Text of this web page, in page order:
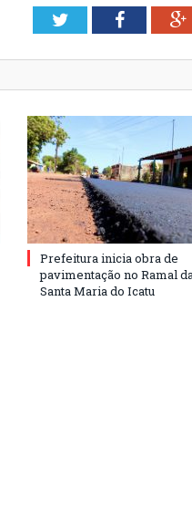
TwitterFacebook
Prefeitura inicia obra de
pavimentação no Ramal
Santa Maria do Icatu